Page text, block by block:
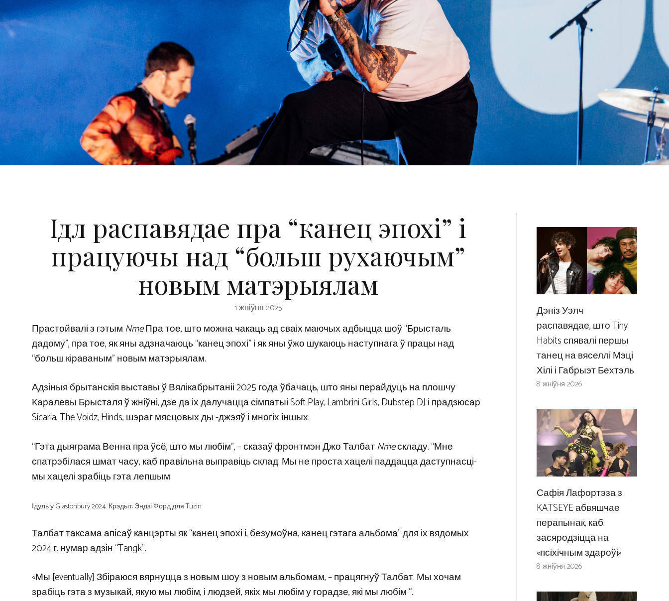
Ідл распавядае пра “канец эпохі” і
працуючы над “больш рухаючым”
новым матэрыялам
1 жніўня 2025
Прастойвалі з гэтым NmeПра тое, што можна чакаць ад сваіх маючых адбыцца шоў “Брысталь
дадому”, пра тое, як яны адзначаюць “канец эпохі” і як яны ўжо шукаюць наступнага ў працы над
“больш кіраваным” новым матэрыялам.
Адзіныя брытанскія выставы ў Вялікабрытаніі 2025 года ўбачаць, што яны перайдуць на плошчу
Каралевы Брысталя ў жніўні, дзе да іх далучацца сімпатыі Soft Play, Lambrini Girls, Dubstep DJ і прадзюсар
Sicaria, The Voidz, Hinds, шэраг мясцовых ды -джэяў і многіх іншых.
“Гэта дыяграма Венна пра ўсё, што мы любім”, – сказаў фронтмэн Джо ТалбатNmeскладу. “Мне
спатрэбілася шмат часу, каб правільна выправіць склад. Мы не проста хацелі паддацца даступнасці-
мы хацелі зрабіць гэта лепшым.
Ідуль у Glastonbury 2024. Крэдыт: Эндзі Форд для Tuzin
Талбат таксама апісаў канцэрты як “канец эпохі і, безумоўна, канец гэтага альбома” для іх вядомых
2024 г. нумар адзін “Tangk”.
«Мы [eventually] Збіраюся вярнуцца з новым шоу з новым альбомам, – працягнуў Талбат. Мы хочам
зрабіць гэта з музыкай, якую мы любім, і людзей, якіх мы любім у горадзе, які мы любім “.
Дэніз Уэлч
распавядае, што Tiny
Habits спявалі першы
танец на вяселлі Мэці
Хілі і Габрыэт Бехтэль
8 жніўня 2026
Сафія Лафортэза з
KATSEYE абвяшчае
перапынак, каб
засяродзіцца на
«псіхічным здароўі»
8 жніўня 2026